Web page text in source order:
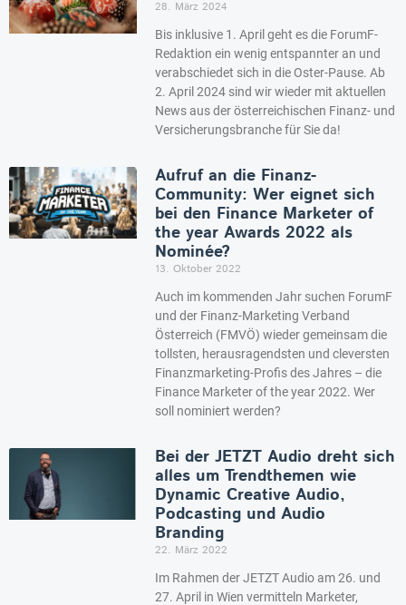
28. März 2024
Bis inklusive 1. April geht es die ForumF-
Redaktion ein wenig entspannter an und
verabschiedet sich in die Oster-Pause. Ab
2. April 2024 sind wir wieder mit aktuellen
News aus der österreichischen Finanz- und
Versicherungsbranche für Sie da!
Aufruf an die Finanz-
Community: Wer eignet sich
bei den Finance Marketer of
the year Awards 2022 als
Nominée?
13. Oktober 2022
Auch im kommenden Jahr suchen ForumF
und der Finanz-Marketing Verband
Österreich (FMVÖ) wieder gemeinsam die
tollsten, herausragendsten und cleversten
Finanzmarketing-Profis des Jahres – die
Finance Marketer of the year 2022. Wer
soll nominiert werden?
Bei der JETZT Audio dreht sich
alles um Trendthemen wie
Dynamic Creative Audio,
Podcasting und Audio
Branding
22. März 2022
Im Rahmen der JETZT Audio am 26. und
27. April in Wien vermitteln Marketer,